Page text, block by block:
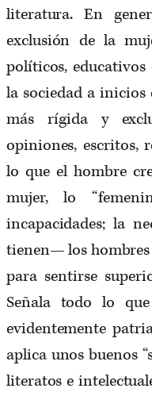
literatura. En
exclusión de la
políticos,
la sociedad a inicios
más rígida y
opiniones, escritos,
lo que el hombre
mujer, lo
incapacidades; la
tienen— los hombres
para sentirse
Señala todo lo
evidentemente
aplica unos buenos
literatos e